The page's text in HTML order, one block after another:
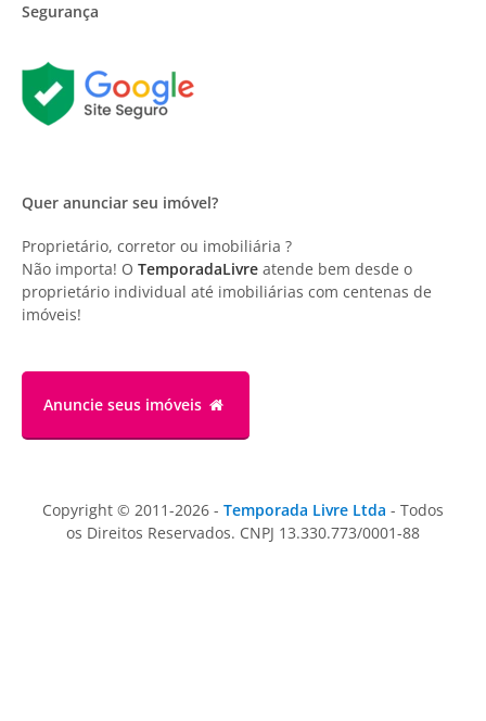
Segurança
Quer anunciar seu imóvel?
Proprietário, corretor ou imobiliária ?
Não importa! O TemporadaLivre atende bem desde o
proprietário individual até imobiliárias com centenas de
imóveis!
Anuncie seus imóveis
Copyright © 2011-2026 - Temporada Livre Ltda - Todos
os Direitos Reservados. CNPJ 13.330.773/0001-88